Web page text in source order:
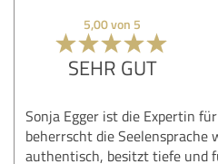
5,00 von 5
SEHR GUT
Sonja Egger ist die Expertin
beherrscht die Seelensprache
authentisch, besitzt tiefe und